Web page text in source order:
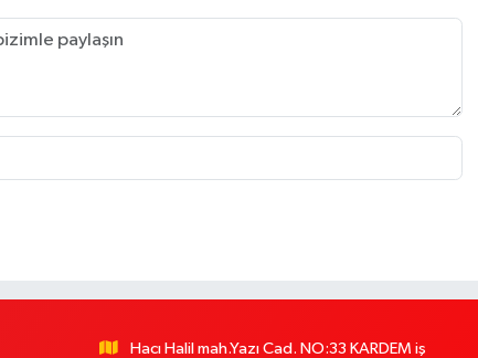
Hacı Halil mah.Yazı Cad. NO:33 KARDEM iş